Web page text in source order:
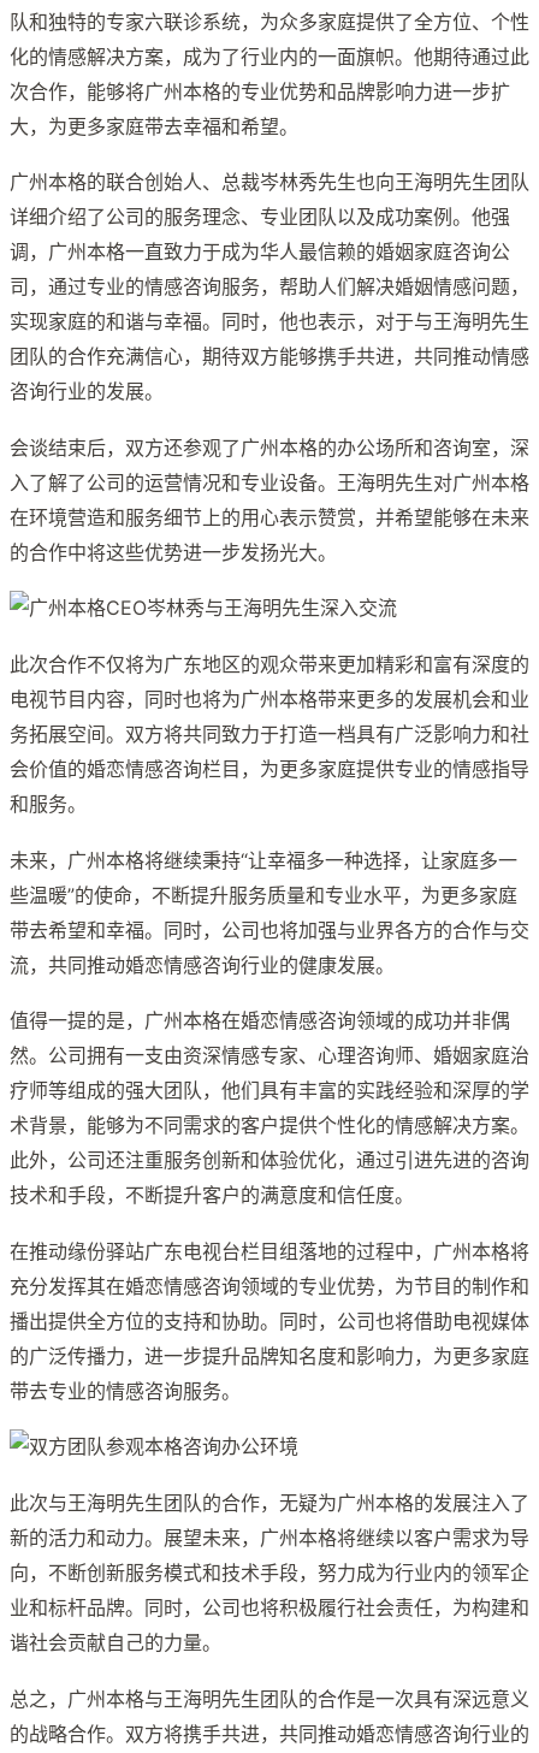
队和独特的专家六联诊系统，为众多家庭提供了全方位、个性
化的情感解决方案，成为了行业内的一面旗帜。他期待通过此
次合作，能够将广州本格的专业优势和品牌影响力进一步扩
大，为更多家庭带去幸福和希望。
广州本格的联合创始人、总裁岑林秀先生也向王海明先生团队
详细介绍了公司的服务理念、专业团队以及成功案例。他强
调，广州本格一直致力于成为华人最信赖的婚姻家庭咨询公
司，通过专业的情感咨询服务，帮助人们解决婚姻情感问题，
实现家庭的和谐与幸福。同时，他也表示，对于与王海明先生
团队的合作充满信心，期待双方能够携手共进，共同推动情感
咨询行业的发展。
会谈结束后，双方还参观了广州本格的办公场所和咨询室，深
入了解了公司的运营情况和专业设备。王海明先生对广州本格
在环境营造和服务细节上的用心表示赞赏，并希望能够在未来
的合作中将这些优势进一步发扬光大。
此次合作不仅将为广东地区的观众带来更加精彩和富有深度的
电视节目内容，同时也将为广州本格带来更多的发展机会和业
务拓展空间。双方将共同致力于打造一档具有广泛影响力和社
会价值的婚恋情感咨询栏目，为更多家庭提供专业的情感指导
和服务。
未来，广州本格将继续秉持“让幸福多一种选择，让家庭多一
些温暖”的使命，不断提升服务质量和专业水平，为更多家庭
带去希望和幸福。同时，公司也将加强与业界各方的合作与交
流，共同推动婚恋情感咨询行业的健康发展。
值得一提的是，广州本格在婚恋情感咨询领域的成功并非偶
然。公司拥有一支由资深情感专家、心理咨询师、婚姻家庭治
疗师等组成的强大团队，他们具有丰富的实践经验和深厚的学
术背景，能够为不同需求的客户提供个性化的情感解决方案。
此外，公司还注重服务创新和体验优化，通过引进先进的咨询
技术和手段，不断提升客户的满意度和信任度。
在推动缘份驿站广东电视台栏目组落地的过程中，广州本格将
充分发挥其在婚恋情感咨询领域的专业优势，为节目的制作和
播出提供全方位的支持和协助。同时，公司也将借助电视媒体
的广泛传播力，进一步提升品牌知名度和影响力，为更多家庭
带去专业的情感咨询服务。
此次与王海明先生团队的合作，无疑为广州本格的发展注入了
新的活力和动力。展望未来，广州本格将继续以客户需求为导
向，不断创新服务模式和技术手段，努力成为行业内的领军企
业和标杆品牌。同时，公司也将积极履行社会责任，为构建和
谐社会贡献自己的力量。
总之，广州本格与王海明先生团队的合作是一次具有深远意义
的战略合作。双方将携手共进，共同推动婚恋情感咨询行业的